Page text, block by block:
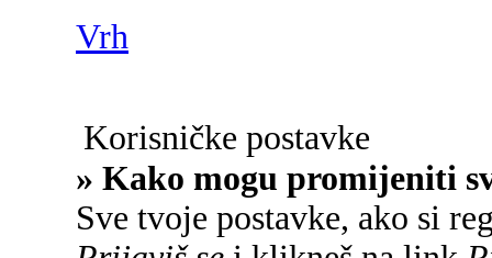
Vrh
Korisničke postavke
» Kako mogu promijeniti
Sve tvoje postavke, ako si